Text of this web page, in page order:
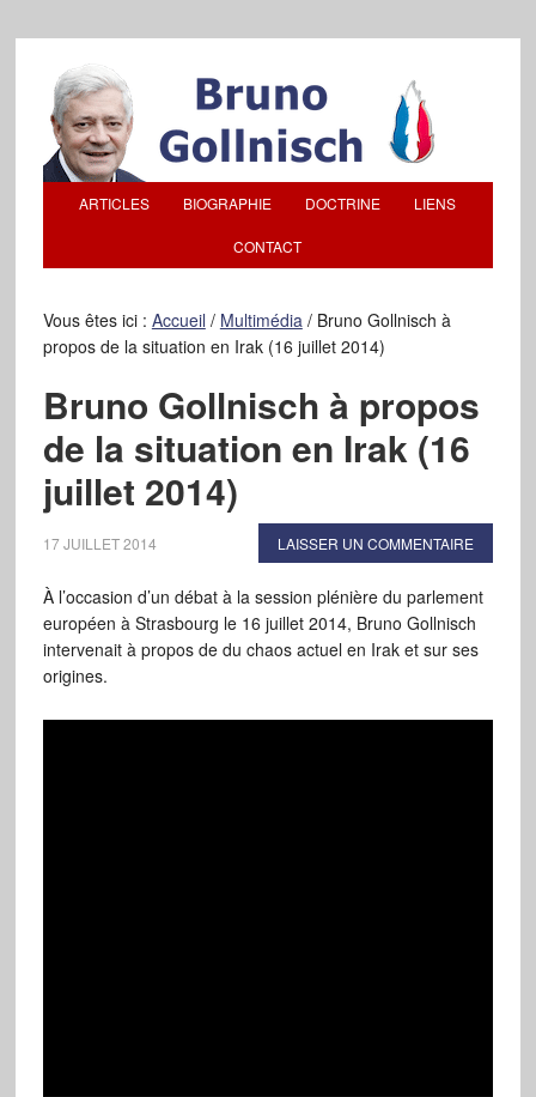
ARTICLES BIOGRAPHIE DOCTRINE LIENS
CONTACT
Vous êtes ici : Accueil / Multimédia /Bruno Gollnisch à
propos de la situation en Irak (16 juillet 2014)
Bruno Gollnisch à propos
de la situation en Irak (16
juillet 2014)
17 JUILLET 2014 LAISSER UN COMMENTAIRE
À l’occasion d’un débat à la session plénière du parlement
européen à Strasbourg le 16 juillet 2014, Bruno Gollnisch
intervenait à propos de du chaos actuel en Irak et sur ses
origines.